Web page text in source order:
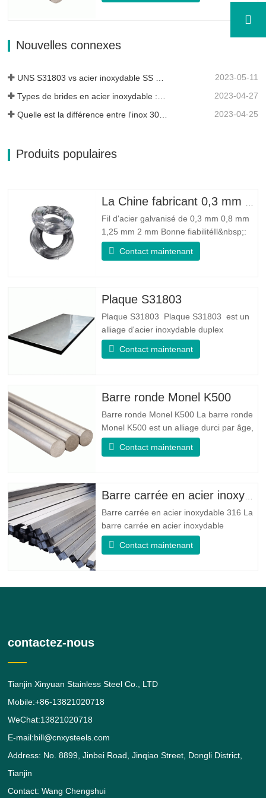
de l'alliage 400 avec la résistance élevée,
la résistance à la fatigue et la résistance
à l'érosion…
Nouvelles connexes
2023-05-11
2023-04-27
Quelle est la différence entre l'inox 304L et 316L ? 2023-04-25
Produits populaires
La Chine fabricant 0,3 mm 0,8 mm 1,25 mm 2 mm de fil d'acier galvanisé
Fil d'acier galvanisé de 0,3 mm 0,8 mm
1,25 mm 2 mm Bonne fiabilitéIl&nbsp;:
peut améliorer certains nœuds, bavures
et rouille sur le fil d'acier Bonne élasticité
adaptée à la fabrication de ressorts
Contact maintenant
Plaque S31803
Plaque S31803 Plaque S31803 est un
alliage d'acier inoxydable duplex
standard de qualité duplex. Il a la
microstructure d'un rapport
stabilité mécanique fiable, de ductilité et
Contact maintenant
Barre ronde Monel K500
Barre ronde Monel K500 La barre ronde
Monel K500 est un alliage durci par âge,
dont la composition de base se compose
d'éléments comme le nickel et le cuivre.
la résistance à la fatigue et la résistance
Contact maintenant
Barre carrée en acier inoxydable 316
Barre carrée en acier inoxydable 316 La
barre carrée en acier inoxydable
316/316L est une barre en alliage d'acier
inoxydable 316/316L de forme carrée.
Contact maintenant
contactez-nous
Tianjin Xinyuan Stainless Steel Co., LTD
Mobile:+86-13821020718
WeChat:13821020718
E-mail:bill@cnxysteels.com
Address: No. 8899, Jinbei Road, Jinqiao Street, Dongli District,
Tianjin
Contact: Wang Chengshui